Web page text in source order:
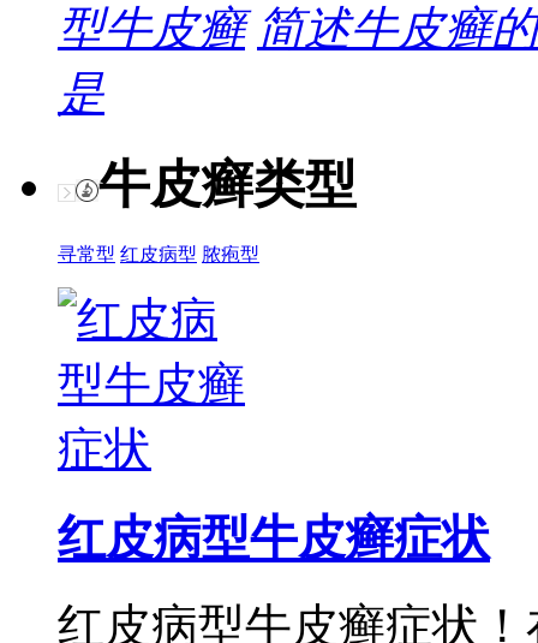
型牛皮癣 简述牛皮癣
是
牛皮癣类型
寻常型 红皮病型 脓疱型
红皮病型牛皮癣症状
红皮病型牛皮癣症状